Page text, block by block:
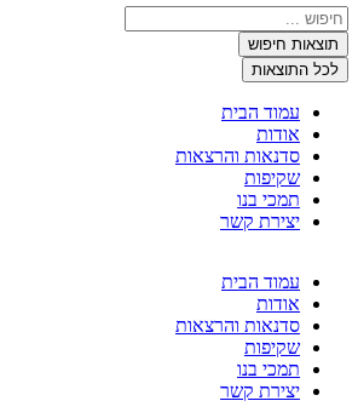
Search
...תוצאות חיפוש
לכל התוצאות
עמוד הבית
אודות
סדנאות והרצאות
שקיפות
תמכי בנו
יצירת קשר
עמוד הבית
אודות
סדנאות והרצאות
שקיפות
תמכי בנו
יצירת קשר